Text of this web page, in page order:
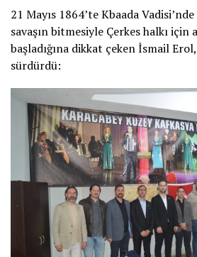
21 Mayıs 1864’te Kbaada
savaşın bitmesiyle Çerkes halkı için
başladığına dikkat çeken İsmail
sürdürdü: